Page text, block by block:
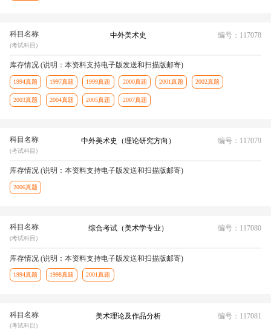
科目名称
(考试科目)
中外美术史 编号：117078
库存情况 (说明：本资料支持电子版发送和扫描版邮寄)
1994真题 1997真题 1999真题 2000真题 2001真题 2002真题
2003真题 2004真题 2005真题 2007真题
科目名称
(考试科目)
中外美术史（理论研究方向） 编号：117079
库存情况 (说明：本资料支持电子版发送和扫描版邮寄)
2006真题
科目名称
(考试科目)
综合考试（美术学专业） 编号：117080
库存情况 (说明：本资料支持电子版发送和扫描版邮寄)
1994真题 1998真题 2001真题
科目名称
(考试科目)
美术理论及作品分析 编号：117081